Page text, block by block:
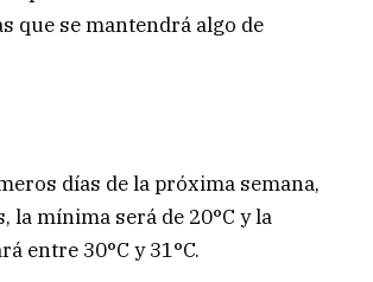
que se mantendrá algo de
días de la próxima semana,
la mínima será de 20°C y la
entre 30°C y 31°C.